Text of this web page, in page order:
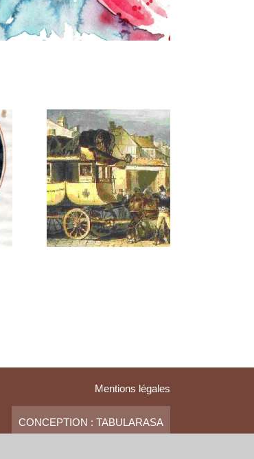
Mentions légales
CONCEPTION : TABULARASA